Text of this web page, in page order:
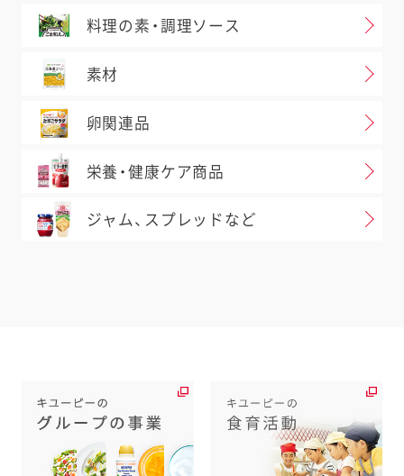
料理の素・調理ソース
素材
卵関連品
栄養・健康ケア商品
ジャム、スプレッドなど